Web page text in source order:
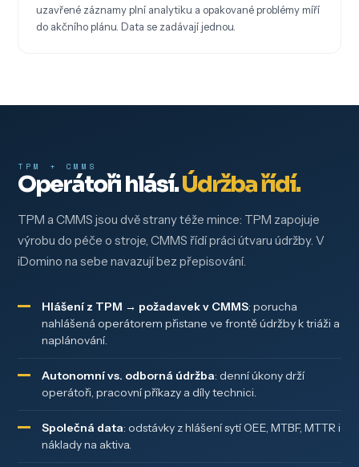
uzavřené záznamy plní analytiku a opakované problémy míří
do akčního plánu. Data se zadávají jednou.
TPM + CMMS
Operátoři hlásí.Údržba řídí.
TPM a CMMS jsou dvě strany téže mince: TPM zapojuje
výrobu do péče o stroje, CMMS řídí práci útvaru údržby. V
iDomino na sebe navazují bez přepisování.
Hlášení z TPM → požadavek v CMMS: porucha
nahlášená operátorem přistane ve frontě údržby k triáži a
naplánování.
Autonomní vs. odborná údržba: denní úkony drží
operátoři, pracovní příkazy a díly technici.
Společná data: odstávky z hlášení sytí OEE, MTBF, MTTR i
náklady na aktiva.